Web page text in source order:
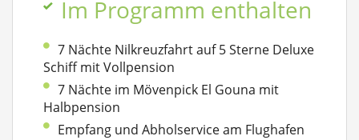
Im Programm enthalten
7 Nächte Nilkreuzfahrt auf 5 Sterne Deluxe
Schiff mit Vollpension
7 Nächte im Mövenpick El Gouna mit
Halbpension
Empfang und Abholservice am Flughafen